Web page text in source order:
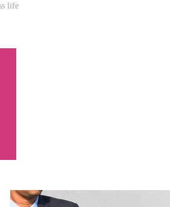
life